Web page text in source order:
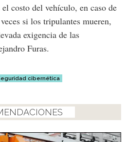
costo del vehículo, en caso de
si los tripulantes mueren,
exigencia de las
Furas.
cibernética